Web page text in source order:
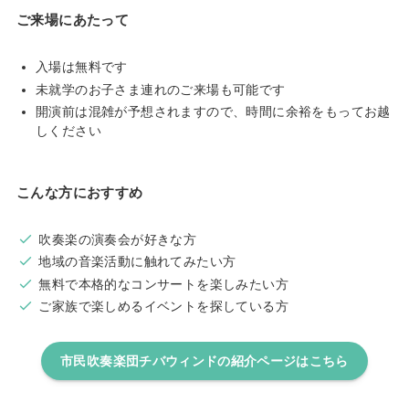
ご来場にあたって
入場は無料です
未就学のお子さま連れのご来場も可能です
開演前は混雑が予想されますので、時間に余裕をもってお越
しください
こんな方におすすめ
吹奏楽の演奏会が好きな方
地域の音楽活動に触れてみたい方
無料で本格的なコンサートを楽しみたい方
ご家族で楽しめるイベントを探している方
市民吹奏楽団チバウィンドの紹介ページはこちら